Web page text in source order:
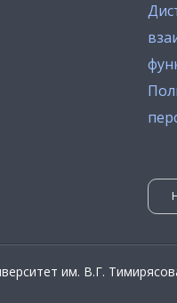
им. В.Г.